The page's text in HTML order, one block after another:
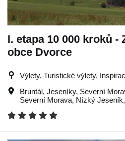
I. etapa 10 000 kroků -
obce Dvorce
Výlety, Turistické výlety,
Bruntál, Jeseníky, Severní
Severní Morava, Nízký Jeseník,